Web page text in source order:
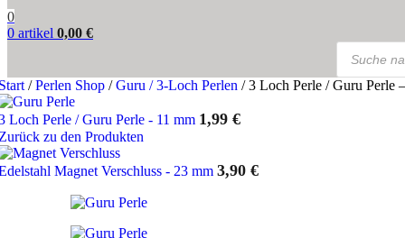
0
0 artikel 0,00 €
Products
search
/ Perlen Shop / Guru / 3-Loch Perlen / 3 Loch Perle / Guru Perle
Loch Perle / Guru Perle - 11 mm 1,99 €
zu den Produkten
Magnet Verschluss - 23 mm 3,90 €